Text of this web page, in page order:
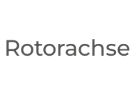
Rotorachse